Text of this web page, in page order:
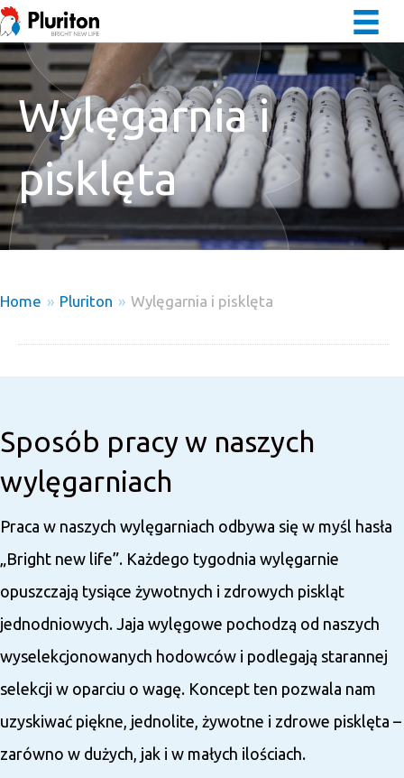
Wylęgarnia i
pisklęta
Home » Pluriton » Wylęgarnia i pisklęta
Sposób pracy w naszych
wylęgarniach
Praca w naszych wylęgarniach odbywa się w myśl hasła
„Bright new life”. Każdego tygodnia wylęgarnie
opuszczają tysiące żywotnych i zdrowych piskląt
jednodniowych. Jaja wylęgowe pochodzą od naszych
wyselekcjonowanych hodowców i podlegają starannej
selekcji w oparciu o wagę. Koncept ten pozwala nam
uzyskiwać piękne, jednolite, żywotne i zdrowe pisklęta –
zarówno w dużych, jak i w małych ilościach.